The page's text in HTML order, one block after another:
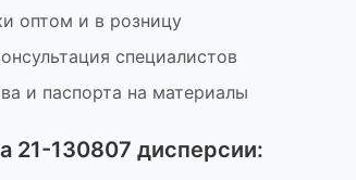
оптом и в розницу
специалистов
и паспорта на материалы
21-130807 дисперсии: